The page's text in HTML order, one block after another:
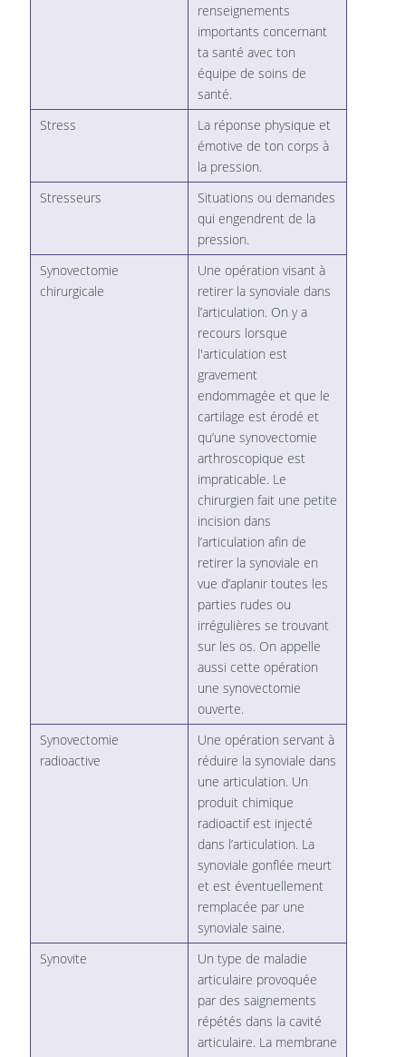
renseignements
importants concernant
ta santé avec ton
équipe de soins de
santé.
Stress
La réponse physique et
émotive de ton corps à
la pression.
Stresseurs
Situations ou demandes
qui engendrent de la
pression.
Synovectomie
chirurgicale
Une opération visant à
retirer la synoviale dans
l’articulation. On y a
recours lorsque
l'articulation est
gravement
endommagée et que le
cartilage est érodé et
qu’une synovectomie
arthroscopique est
impraticable. Le
chirurgien fait une petite
incision dans
l’articulation afin de
retirer la synoviale en
vue d’aplanir toutes les
parties rudes ou
irrégulières se trouvant
sur les os. On appelle
aussi cette opération
une synovectomie
ouverte.
Synovectomie
radioactive
Une opération servant à
réduire la synoviale dans
une articulation. Un
produit chimique
radioactif est injecté
dans l’articulation. La
synoviale gonflée meurt
et est éventuellement
remplacée par une
synoviale saine.
Synovite
Un type de maladie
articulaire provoquée
par des saignements
répétés dans la cavité
articulaire. La membrane